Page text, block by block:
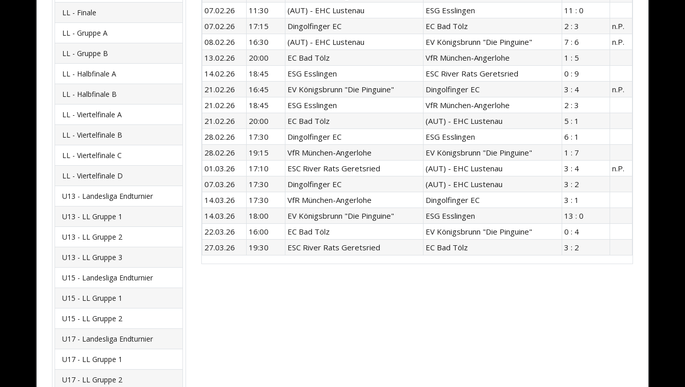
LL - Finale
LL - Gruppe A
LL - Gruppe B
LL - Halbfinale A
LL - Halbfinale B
LL - Viertelfinale A
LL - Viertelfinale B
LL - Viertelfinale C
LL - Viertelfinale D
U13 - Landesliga Endturnier
U13 - LL Gruppe 1
U13 - LL Gruppe 2
U13 - LL Gruppe 3
U15 - Landesliga Endturnier
U15 - LL Gruppe 1
U15 - LL Gruppe 2
U17 - Landesliga Endturnier
U17 - LL Gruppe 1
U17 - LL Gruppe 2
07.02.26
11:30 (AUT) - EHC Lustenau ESG Esslingen
11 : 0
07.02.26
17:15 Dingolfinger EC EC Bad Tölz 2 : 3
n.P.
08.02.26
16:30 (AUT) - EHC Lustenau EV Königsbrunn "Die Pinguine" 7 : 6
n.P.
13.02.26
20:00 EC Bad Tölz VfR München-Angerlohe
1 : 5
14.02.26
18:45 ESG Esslingen ESC River Rats Geretsried
0 : 9
21.02.26
16:45 EV Königsbrunn "Die Pinguine" Dingolfinger EC 3 : 4
n.P.
21.02.26
18:45 ESG Esslingen VfR München-Angerlohe
2 : 3
21.02.26
20:00 EC Bad Tölz (AUT) - EHC Lustenau
5 : 1
28.02.26
17:30 Dingolfinger EC ESG Esslingen
6 : 1
28.02.26
19:15 VfR München-Angerlohe EV Königsbrunn "Die Pinguine"
1 : 7
01.03.26
17:10 ESC River Rats Geretsried (AUT) - EHC Lustenau 3 : 4
n.P.
07.03.26
17:30 Dingolfinger EC (AUT) - EHC Lustenau
3 : 2
14.03.26
17:30 VfR München-Angerlohe Dingolfinger EC
3 : 1
14.03.26
18:00 EV Königsbrunn "Die Pinguine" ESG Esslingen
13 : 0
22.03.26
16:00 EC Bad Tölz EV Königsbrunn "Die Pinguine"
0 : 4
27.03.26
19:30 ESC River Rats Geretsried EC Bad Tölz 3 : 2